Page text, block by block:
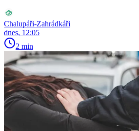
Chalupáři-Zahrádkáři
dnes, 12:05
2 min